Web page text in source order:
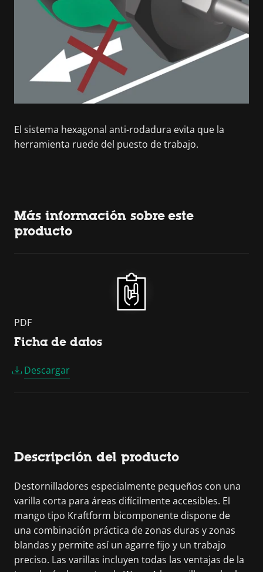
El sistema hexagonal anti-rodadura evita que la
herramienta ruede del puesto de trabajo.
Más información sobre este
producto
PDF
Ficha de datos
Descargar
Descripción del producto
Destornilladores especialmente pequeños con una
varilla corta para áreas difícilmente accesibles. El
mango tipo Kraftform bicomponente dispone de
una combinación práctica de zonas duras y zonas
blandas y permite así un agarre fijo y un trabajo
preciso. Las varillas incluyen todas las ventajas de la